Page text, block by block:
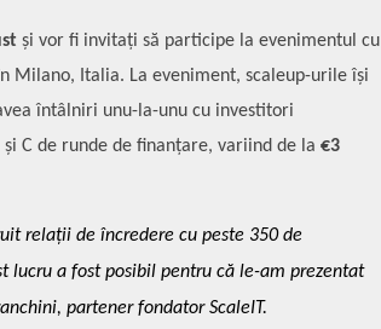
și vor fi invitați să participe la evenimentul cu
Milano, Italia. La eveniment, scaleup-urile își
întâlniri unu-la-unu cu investitori
C de runde de finanțare, variind de la €3
relații de încredere cu peste 350 de
lucru a fost posibil pentru că le-am prezentat
partener fondator ScaleIT.